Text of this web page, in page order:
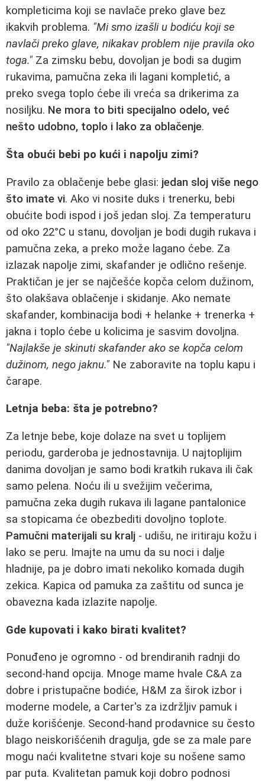
kompleticima koji se navlače preko glave bez
ikakvih problema. "Mi smo izašli u bodiću koji se
navlači preko glave, nikakav problem nije pravila oko
toga." Za zimsku bebu, dovoljan je bodi sa dugim
rukavima, pamučna zeka ili lagani kompletić, a
preko svega toplo ćebe ili vreća sa drikerima za
nosiljku. Ne mora to biti specijalno odelo, već
nešto udobno, toplo i lako za oblačenje.
Šta obući bebi po kući i napolju zimi?
Pravilo za oblačenje bebe glasi: jedan sloj više nego
što imate vi. Ako vi nosite duks i trenerku, bebi
obućite bodi ispod i još jedan sloj. Za temperaturu
od oko 22°C u stanu, dovoljan je bodi dugih rukava i
pamučna zeka, a preko može lagano ćebe. Za
izlazak napolje zimi, skafander je odlično rešenje.
Praktičan je jer se najčešće kopča celom dužinom,
što olakšava oblačenje i skidanje. Ako nemate
skafander, kombinacija bodi + helanke + trenerka +
jakna i toplo ćebe u kolicima je sasvim dovoljna.
"Najlakše je skinuti skafander ako se kopča celom
dužinom, nego jaknu." Ne zaboravite na toplu kapu i
čarape.
Letnja beba: šta je potrebno?
Za letnje bebe, koje dolaze na svet u toplijem
periodu, garderoba je jednostavnija. U najtoplijim
danima dovoljan je samo bodi kratkih rukava ili čak
samo pelena. Noću ili u svežijim večerima,
pamučna zeka dugih rukava ili lagane pantalonice
sa stopicama će obezbediti dovoljno toplote.
Pamučni materijali su kralj - udišu, ne iritiraju kožu i
lako se peru. Imajte na umu da su noci i dalje
hladnije, pa je dobro imati nekoliko komada dugih
zekica. Kapica od pamuka za zaštitu od sunca je
obavezna kada izlazite napolje.
Gde kupovati i kako birati kvalitet?
Ponuđeno je ogromno - od brendiranih radnji do
second-hand opcija. Mnoge mame hvale C&A za
dobre i pristupačne bodiće, H&M za širok izbor i
moderne modele, a Carter's za izdržljiv pamuk i
duže korišćenje. Second-hand prodavnice su često
blago neiskorišćenih dragulja, gde se za male pare
mogu naći kvalitetne stvari koje su nošene samo
par puta. Kvalitetan pamuk koji dobro podnosi